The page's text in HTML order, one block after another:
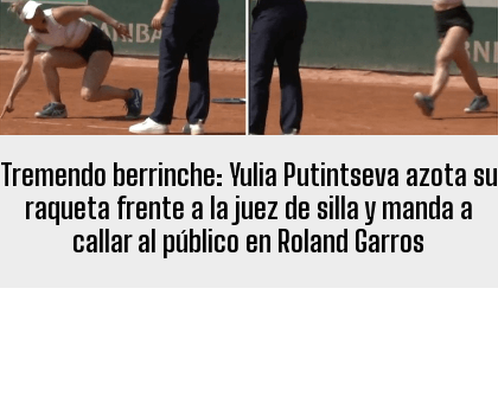
Tremendo berrinche: Yulia Putintseva azota su
raqueta frente a la juez de silla y manda a
callar al público en Roland Garros